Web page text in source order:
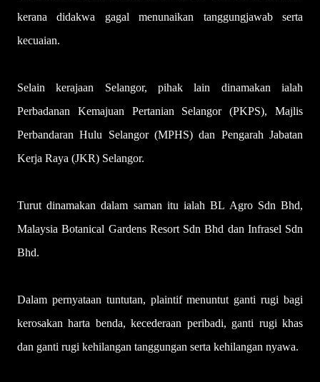
kerana didakwa gagal menunaikan tanggungjawab serta
kecuaian.
Selain kerajaan Selangor, pihak lain dinamakan ialah
Perbadanan Kemajuan Pertanian Selangor (PKPS), Majlis
Perbandaran Hulu Selangor (MPHS) dan Pengarah Jabatan
Kerja Raya (JKR) Selangor.
Turut dinamakan dalam saman itu ialah BL Agro Sdn Bhd,
Malaysia Botanical Gardens Resort Sdn Bhd dan Infrasel Sdn
Bhd.
Dalam pernyataan tuntutan, plaintif menuntut ganti rugi bagi
kerosakan harta benda, kecederaan peribadi, ganti rugi khas
dan ganti rugi kehilangan tanggungan serta kehilangan nyawa.